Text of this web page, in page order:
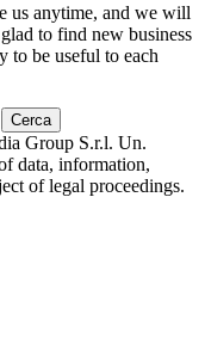
us anytime, and we will
to find new business
to be useful to each
Group S.r.l. Un.
data, information,
of legal proceedings.